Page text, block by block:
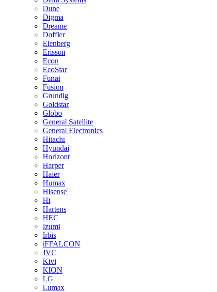
Dune
Digma
Dreame
Doffler
Elenberg
Erisson
Econ
EcoStar
Funai
Fusion
Grundig
Goldstar
Globo
General Satellite
General Electronics
Hitachi
Hyundai
Horizont
Harper
Haier
Humax
Hisense
Hi
Hartens
HEC
Izumi
Irbis
iFFALCON
JVC
Kivi
KION
LG
Lumax